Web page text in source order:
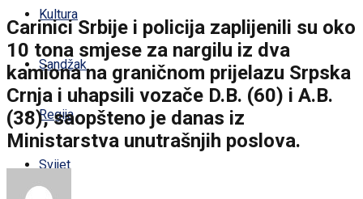
Kultura
Sandžak
Regija
Svijet
Carinici Srbije i policija zaplijenili su oko
10 tona smjese za nargilu iz dva
kamiona na graničnom prijelazu Srpska
Crnja i uhapsili vozače D.B. (60) i A.B.
(38), saopšteno je danas iz
Ministarstva unutrašnjih poslova.